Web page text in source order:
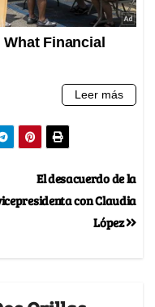
El desacuerdo de la
con Claudia
López